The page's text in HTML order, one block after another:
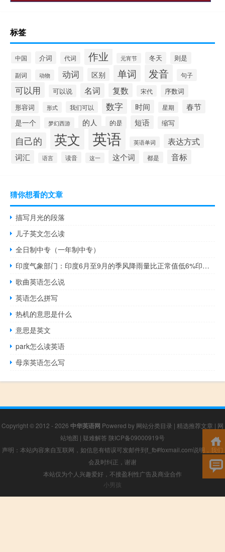
标签
中国 介词 代词 作业 元宵节 冬天
则是
副词
动物 动词 区别 单词 发音 句子
可以用 可以说 名词 复数 宋代
序数词
形容词
形式 我们可以 数字 时间 星期 春节
是一个 梦幻西游 的人 的是 短语 缩写
自己的 英文 英语 英语单词 表达方式
词汇 语言 读音 这一 这个词 都是 音标
猜你想看的文章
描写月光的段落
儿子英文怎么读
全日制中专（一年制中专）
印度气象部门：印度6月至9月的季风降雨量比正常值低6%印度遭遇五年来最严重的季风降雨不足
歌曲英语怎么说
英语怎么拼写
热机的意思是什么
意思是英文
park怎么读英语
母亲英语怎么写
Copyright © 2012 - 2026 中华英语网 Powered by 网站分类目录 | 精选推荐文章 | 网
站地图 | 疑难解答 陕ICP备09000919号
声明：本站内容来自互联网，如信息有错误可发邮件到f_fb#foxmail.com说明，我们
会及时纠正，谢谢
本站仅为个人兴趣爱好，不接盈利性广告及商业合作
小男孩